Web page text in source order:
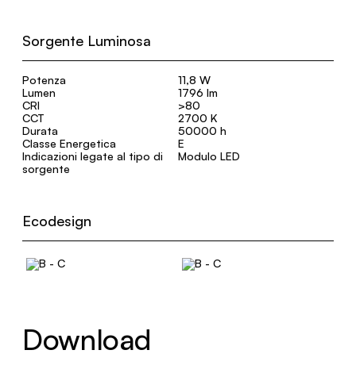
Sorgente Luminosa
Potenza
11,8 W
Lumen
1796 lm
CRI
>80
CCT
2700 K
Durata
50000 h
Classe Energetica
E
Indicazioni legate al tipo di
sorgente
Modulo LED
Ecodesign
Download